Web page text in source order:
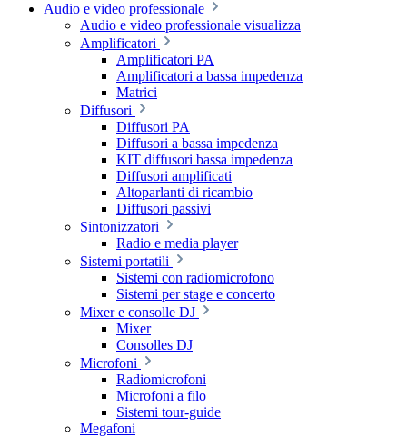
Audio e video professionale
Audio e video professionale visualizza
Amplificatori
Amplificatori PA
Amplificatori a bassa impedenza
Matrici
Diffusori
Diffusori PA
Diffusori a bassa impedenza
KIT diffusori bassa impedenza
Diffusori amplificati
Altoparlanti di ricambio
Diffusori passivi
Sintonizzatori
Radio e media player
Sistemi portatili
Sistemi con radiomicrofono
Sistemi per stage e concerto
Mixer e consolle DJ
Mixer
Consolles DJ
Microfoni
Radiomicrofoni
Microfoni a filo
Sistemi tour-guide
Megafoni